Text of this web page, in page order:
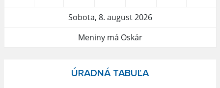
Sobota, 8. august 2026
Meniny má Oskár
ÚRADNÁ TABUĽA